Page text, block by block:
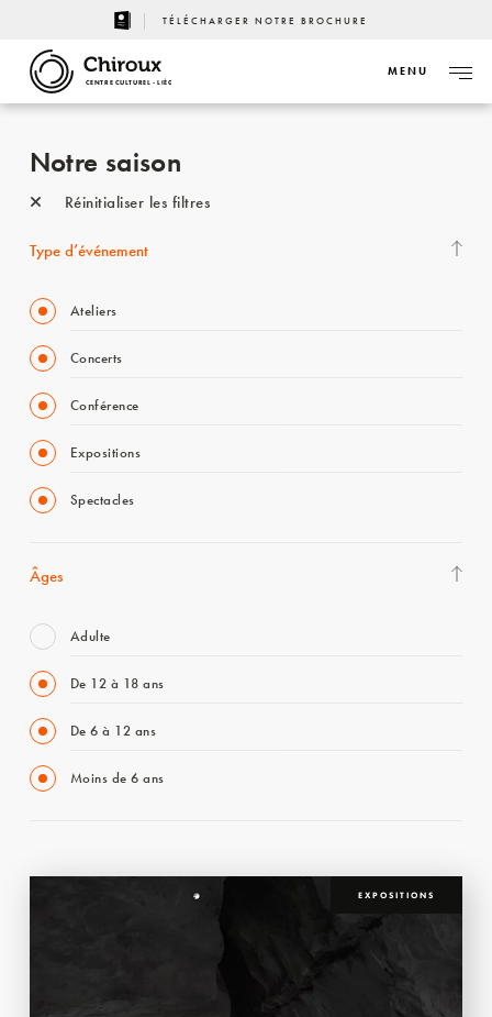
TÉLÉCHARGER NOTRE BROCHURE
CENTRE CULTUREL - LIÈGE
MENU
Notre saison
Réinitialiser les filtres
Type d’événement
Ateliers
Concerts
Conférence
Expositions
Spectacles
Âges
Adulte
De 12 à 18 ans
De 6 à 12 ans
Moins de 6 ans
EXPOSITIONS